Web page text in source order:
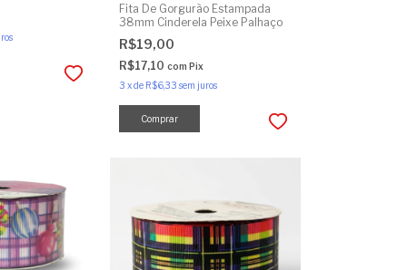
Fita De Gorgurão Estampada
38mm Cinderela Peixe Palhaço
R$19,00
R$17,10 com Pix
3 xde R$6,33 sem juros